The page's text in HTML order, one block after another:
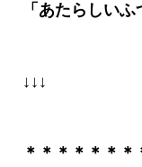
「あたらしいふ
↓↓↓
＊＊＊＊＊＊